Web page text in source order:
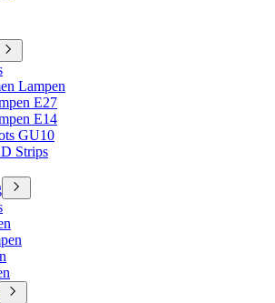
Lampen
E27
E14
GU10
Strips